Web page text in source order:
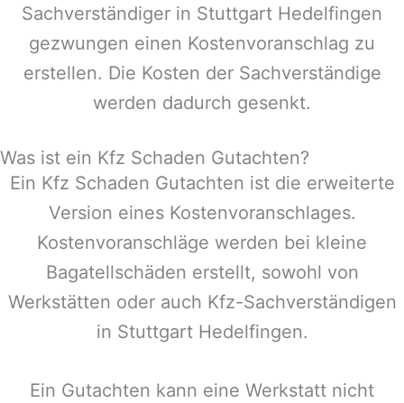
Sachverständiger in Stuttgart Hedelfingen
gezwungen einen Kostenvoranschlag zu
erstellen. Die Kosten der Sachverständige
werden dadurch gesenkt.
Was ist ein Kfz Schaden Gutachten?
Ein Kfz Schaden Gutachten ist die erweiterte
Version eines Kostenvoranschlages.
Kostenvoranschläge werden bei kleine
Bagatellschäden erstellt, sowohl von
Werkstätten oder auch Kfz-Sachverständigen
in Stuttgart Hedelfingen.
Ein Gutachten kann eine Werkstatt nicht